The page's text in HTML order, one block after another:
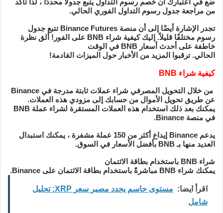
من مراجعة جدول رسوم التداول الفوري الحالي.
تجدر الإشارة أيضًا إلى أن منصة Binance Futures تتبع جدول
رسوم مختلفًا قليلاً. إليك كيفية شراء BNB على الفور! ألق نظرة
خاطفة على أحدث أسعار BNB في الوقت
الحالي. ترقبوا المزيد من الأخبار حول الميزات القادمة!
كيفية شراء BNB
من خلال التحويل المصرفي شراء عملات ثابتة مدرجة في Binance
عن طريق تحويل الأموال من حسابك إلى مزودي هذه العملات.
يمكنك بعد ذلك استخدام هذه العملات المستقرة لشراء عملة BNB
في منصة Binance.
يدعم Binance إيداع أكثر من 150 عملة مشفرة ، يمكنك استبدال
العديد منها بـ BNB بأفضل الأسعار في السوق.
شراء BNB باستخدام بطاقة الائتمان
يمكنك شراء BNB مباشرةً باستخدام بطاقة الائتمان على Binance.
اقرأ ايضا:
مستوى حاسم يحدد مصير سعر XRP: تحليل
شامل